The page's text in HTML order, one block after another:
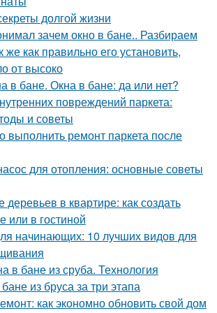
долгой жизни
зачем окно в бане.. Разбираем
же как правильно его установить,
от высоко
в бане. Окна в бане: да или нет?
повреждений паркета:
и советы
выполнить ремонт паркета после
для отопления: основные советы
в квартире: как создать
или в гостиной
начинающих: 10 лучших видов для
в бане из сруба. Технология
из бруса за три этапа
как экономно обновить свой дом